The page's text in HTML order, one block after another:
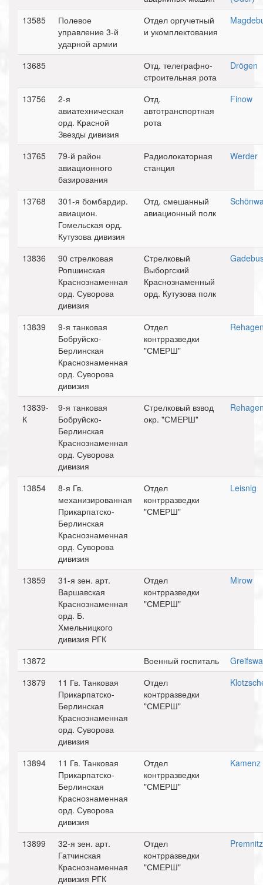
13585
Полевое
управление 3-й
ударной армии
Отдел оргучетный
и укомплектования
13685
Отд. телеграфно-
строительная рота
Drögen
13756
2-я
авиатехническая
орд. Красной
Звезды дивизия
Отд.
автотранспортная
рота
Finow
13765
79-й район
авиационного
базирования
Радиолокаторная
станция
Werder
13768
301-я бомбардир.
авиацион.
Гомельская орд.
Кутузова дивизия
Отд. смешанный
авиационный полк
13836
90 стрелковая
Ропшинская
Краснознаменная
орд. Суворова
дивизия
Стрелковый
Выборгский
Краснознаменный
орд. Кутузова полк
13839
9-я танковая
Бобруйско-
Берлинская
Краснознаменная
орд. Суворова
дивизия
Отдел
контрразведки
"СМЕРШ"
13839-
К
9-я танковая
Бобруйско-
Берлинская
Краснознаменная
орд. Суворова
дивизия
Стрелковый взвод
окр. "СМЕРШ"
13854
8-я Гв.
механизированная
Прикарпатско-
Берлинская
Краснознаменная
орд. Суворова
дивизия
Отдел
контрразведки
"СМЕРШ"
Leisnig
13859
31-я зен. арт.
Варшавская
Краснознаменная
орд. Б.
Хмельницкого
дивизия РГК
Отдел
контрразведки
"СМЕРШ"
Mirow
13872 Военный госпиталь
13879
11 Гв. Танковая
Прикарпатско-
Берлинская
Краснознаменная
орд. Суворова
дивизия
Отдел
контрразведки
"СМЕРШ"
13894
11 Гв. Танковая
Прикарпатско-
Берлинская
Краснознаменная
орд. Суворова
дивизия
Отдел
контрразведки
"СМЕРШ"
Kamenz
13899
32-я зен. арт.
Гатчинская
Краснознаменная
дивизия РГК
Отдел
контрразведки
"СМЕРШ"
Premnitz